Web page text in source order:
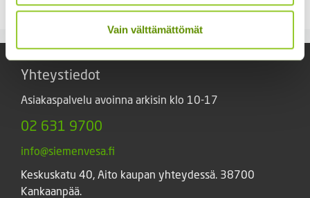
Vain välttämättömät
-
6,50 €
Yhteystiedot
Asiakaspalvelu avoinna arkisin klo 10-17
02 631 9700
info@siemenvesa.fi
Keskuskatu 40, Aito kaupan yhteydessä. 38700
Kankaanpää.